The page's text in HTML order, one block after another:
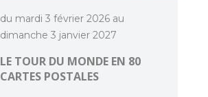
du mardi 3 février 2026 au
dimanche 3 janvier 2027
LE TOUR DU MONDE EN 80
CARTES POSTALES